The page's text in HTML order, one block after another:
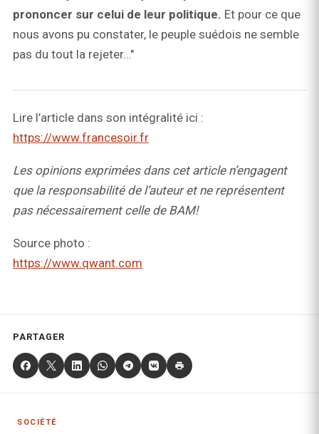
prononcer sur celui de leur politique. Et pour ce que
nous avons pu constater, le peuple suédois ne semble
pas du tout la rejeter…"
Lire l’article dans son intégralité ici :
https://www.francesoir.fr
Les opinions exprimées dans cet article n’engagent
que la responsabilité de l’auteur et ne représentent
pas nécessairement celle de BAM!
Source photo :
https://www.qwant.com
PARTAGER
SOCIÉTÉ